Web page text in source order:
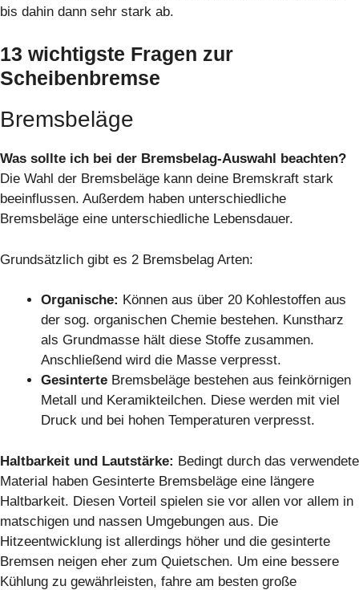
bis dahin dann sehr stark ab.
13 wichtigste Fragen zur
Scheibenbremse
Bremsbeläge
Was sollte ich bei der Bremsbelag-Auswahl beachten?
Die Wahl der Bremsbeläge kann deine Bremskraft stark
beeinflussen. Außerdem haben unterschiedliche
Bremsbeläge eine unterschiedliche Lebensdauer.
Grundsätzlich gibt es 2 Bremsbelag Arten:
Organische: Können aus über 20 Kohlestoffen aus
der sog. organischen Chemie bestehen. Kunstharz
als Grundmasse hält diese Stoffe zusammen.
Anschließend wird die Masse verpresst.
Gesinterte Bremsbeläge bestehen aus feinkörnigen
Metall und Keramikteilchen. Diese werden mit viel
Druck und bei hohen Temperaturen verpresst.
Haltbarkeit und Lautstärke: Bedingt durch das verwendete
Material haben Gesinterte Bremsbeläge eine längere
Haltbarkeit. Diesen Vorteil spielen sie vor allen vor allem in
matschigen und nassen Umgebungen aus. Die
Hitzeentwicklung ist allerdings höher und die gesinterte
Bremsen neigen eher zum Quietschen. Um eine bessere
Kühlung zu gewährleisten, fahre am besten große